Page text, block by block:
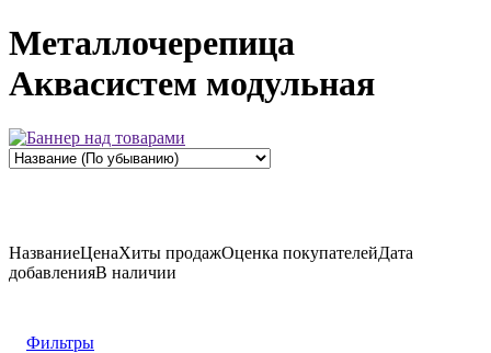
Металлочерепица
Аквасистем модульная
НазваниеЦенаХиты продажОценка покупателейДата
добавленияВ наличии
Фильтры